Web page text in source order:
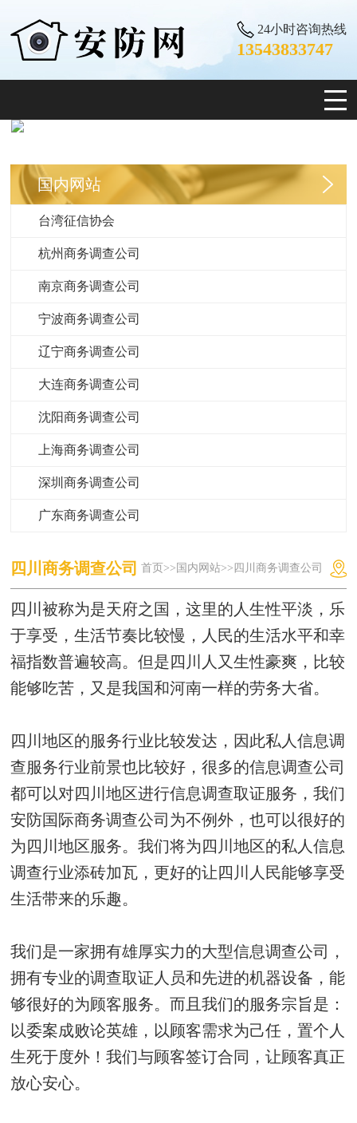
24小时咨询热线
13543833747
国内网站
台湾征信协会
杭州商务调查公司
南京商务调查公司
宁波商务调查公司
辽宁商务调查公司
大连商务调查公司
沈阳商务调查公司
上海商务调查公司
深圳商务调查公司
广东商务调查公司
四川商务调查公司 首页 >> 国内网站>>四川商务调查公司
四川被称为是天府之国，这里的人生性平淡，乐
于享受，生活节奏比较慢，人民的生活水平和幸
福指数普遍较高。但是四川人又生性豪爽，比较
能够吃苦，又是我国和河南一样的劳务大省。
四川地区的服务行业比较发达，因此私人信息调
查服务行业前景也比较好，很多的信息调查公司
都可以对四川地区进行信息调查取证服务，我们
安防国际商务调查公司为不例外，也可以很好的
为四川地区服务。我们将为四川地区的私人信息
调查行业添砖加瓦，更好的让四川人民能够享受
生活带来的乐趣。
我们是一家拥有雄厚实力的大型信息调查公司，
拥有专业的调查取证人员和先进的机器设备，能
够很好的为顾客服务。而且我们的服务宗旨是：
以委案成败论英雄，以顾客需求为己任，置个人
生死于度外！我们与顾客签订合同，让顾客真正
放心安心。